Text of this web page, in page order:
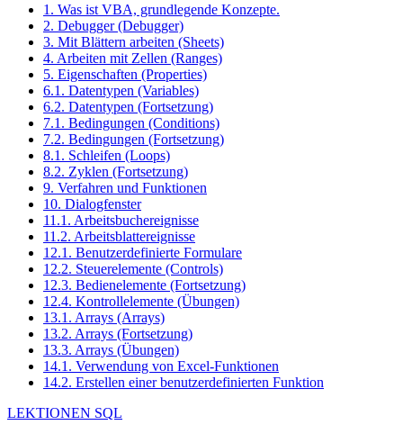
1. Was ist VBA, grundlegende Konzepte.
2. Debugger (Debugger)
3. Mit Blättern arbeiten (Sheets)
4. Arbeiten mit Zellen (Ranges)
5. Eigenschaften (Properties)
6.1. Datentypen (Variables)
6.2. Datentypen (Fortsetzung)
7.1. Bedingungen (Conditions)
7.2. Bedingungen (Fortsetzung)
8.1. Schleifen (Loops)
8.2. Zyklen (Fortsetzung)
9. Verfahren und Funktionen
10. Dialogfenster
11.1. Arbeitsbuchereignisse
11.2. Arbeitsblattereignisse
12.1. Benutzerdefinierte Formulare
12.2. Steuerelemente (Controls)
12.3. Bedienelemente (Fortsetzung)
12.4. Kontrollelemente (Übungen)
13.1. Arrays (Arrays)
13.2. Arrays (Fortsetzung)
13.3. Arrays (Übungen)
14.1. Verwendung von Excel-Funktionen
14.2. Erstellen einer benutzerdefinierten Funktion
LEKTIONEN SQL